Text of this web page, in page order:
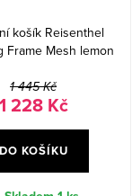
košík Reisenthel
Frame Mesh lemon
1 445 Kč
1 228 Kč
DO KOŠÍKU